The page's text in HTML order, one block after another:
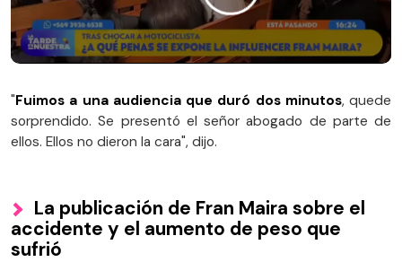
"Fuimos a una audiencia que duró dos minutos, quede
sorprendido. Se presentó el señor abogado de parte de
ellos. Ellos no dieron la cara", dijo.
La publicación de Fran Maira sobre el
accidente y el aumento de peso que
sufrió